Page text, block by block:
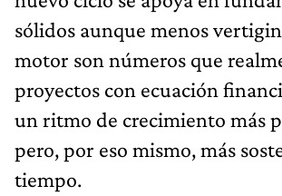
sólidos aunque menos
motor son números que
proyectos con ecuación
un ritmo de crecimiento más
pero, por eso mismo, más
tiempo.